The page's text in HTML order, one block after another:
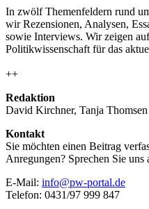
In zwölf Themenfeldern rund
wir Rezensionen, Analysen,
sowie Interviews. Wir zeigen
Politikwissenschaft für das
++
Redaktion
David Kirchner, Tanja Thomsen
Kontakt
Sie möchten einen Beitrag
Anregungen? Sprechen Sie uns
E-Mail: info@pw-portal.de
Telefon: 0431/97 999 847